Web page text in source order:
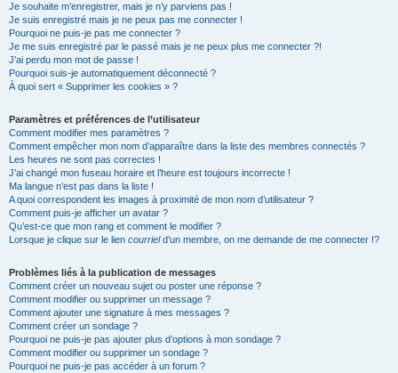
Je souhaite m’enregistrer, mais je n’y parviens pas !
Je suis enregistré mais je ne peux pas me connecter !
Pourquoi ne puis-je pas me connecter ?
Je me suis enregistré par le passé mais je ne peux plus me connecter ?!
J’ai perdu mon mot de passe !
Pourquoi suis-je automatiquement déconnecté ?
À quoi sert « Supprimer les cookies » ?
Paramètres et préférences de l’utilisateur
Comment modifier mes paramètres ?
Comment empêcher mon nom d’apparaître dans la liste des membres connectés ?
Les heures ne sont pas correctes !
J’ai changé mon fuseau horaire et l’heure est toujours incorrecte !
Ma langue n’est pas dans la liste !
A quoi correspondent les images à proximité de mon nom d’utilisateur ?
Comment puis-je afficher un avatar ?
Qu’est-ce que mon rang et comment le modifier ?
Lorsque je clique sur le lien courrield’un membre, on me demande de me connecter !?
Problèmes liés à la publication de messages
Comment créer un nouveau sujet ou poster une réponse ?
Comment modifier ou supprimer un message ?
Comment ajouter une signature à mes messages ?
Comment créer un sondage ?
Pourquoi ne puis-je pas ajouter plus d’options à mon sondage ?
Comment modifier ou supprimer un sondage ?
Pourquoi ne puis-je pas accéder à un forum ?